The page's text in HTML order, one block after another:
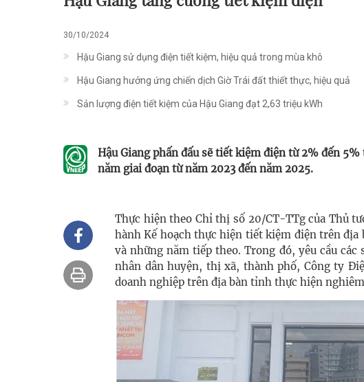
30/10/2024
Hậu Giang sử dụng điện tiết kiệm, hiệu quả trong mùa khô
Hậu Giang hưởng ứng chiến dịch Giờ Trái đất thiết thực, hiệu quả
Sản lượng điện tiết kiệm của Hậu Giang đạt 2,63 triệu kWh
Hậu Giang phấn đấu sẽ tiết kiệm điện từ 2% đến
năm giai đoạn từ năm 2023 đến năm 2025.
Thực hiện theo Chỉ thị số 20/CT-TTg của Thủ
hành Kế hoạch thực hiện tiết kiệm điện trên địa
và những năm tiếp theo. Trong đó, yêu cầu
nhân dân huyện, thị xã, thành phố, Công ty
doanh nghiệp trên địa bàn tỉnh thực hiện